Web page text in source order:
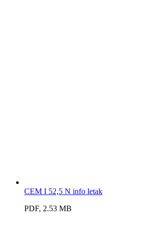
CEM I 52,5 N info letak
PDF, 2.53 MB